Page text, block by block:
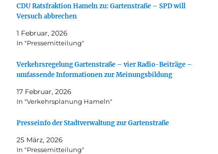
CDU Ratsfraktion Hameln zu: Gartenstraße – SPD will
Versuch abbrechen
1 Februar, 2026
In "Pressemitteilung"
Verkehrsregelung Gartenstraße – vier Radio-Beiträge –
umfassende Informationen zur Meinungsbildung
17 Februar, 2026
In "Verkehrsplanung Hameln"
Presseinfo der Stadtverwaltung zur Gartenstraße
25 März, 2026
In "Pressemitteilung"